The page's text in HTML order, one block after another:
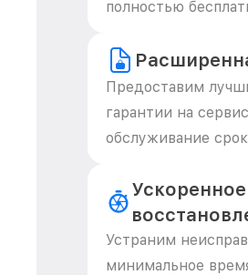
полностью
Предоставим
гарантии на
обслуживание
Ускоренное
Устраним
минимальное